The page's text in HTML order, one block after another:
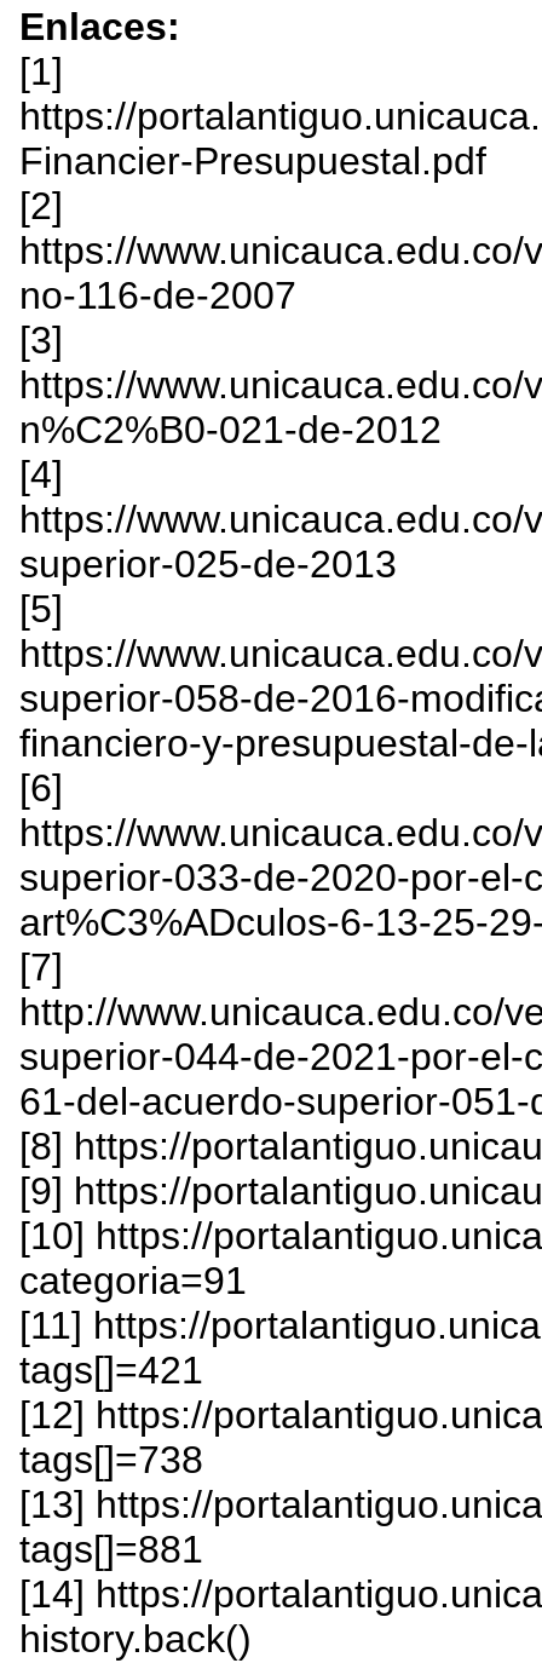
Enlaces:
[1]
https://
Financier-Presupuestal.pdf
[2]
https://
no-116-de-2007
[3]
https://
n%C2%B0-021-de-2012
[4]
https://
superior-025-de-2013
[5]
https://
superior-058-de-2016-
financiero-y-presupuestal-
[6]
https://
superior-033-de-2020-por-el-
art%C3%ADculos-6-13-25-
[7]
http://www.unicauca.edu.co/
superior-044-de-2021-por-el-
61-del-acuerdo-superior-051-
[8] https://
[9] https://
[10] https://
categoria=91
[11] https://
tags[]=421
[12] https://
tags[]=738
[13] https://
tags[]=881
[14] https://
history.back()